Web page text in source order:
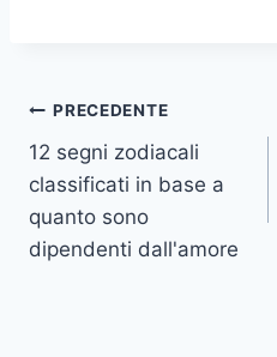
Navigazione
articoli
PRECEDENTE
12 segni zodiacali
classificati in base a
quanto sono
dipendenti dall'amore